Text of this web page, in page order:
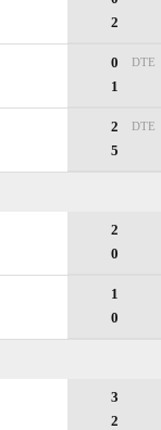
2
0
1
DTE
2
5
DTE
2
0
1
0
3
2